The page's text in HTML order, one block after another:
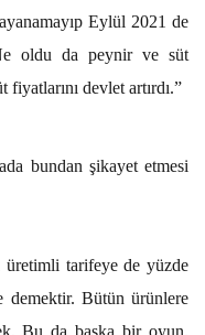
Eylül 2021 de
oldu da peynir ve süt
devlet artırdı.”
bundan şikayet etmesi
üretimli tarifeye de yüzde
demektir. Bütün ürünlere
Bu da başka bir oyun.